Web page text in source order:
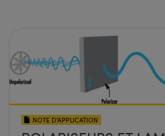
NOTE D’APPLICATION